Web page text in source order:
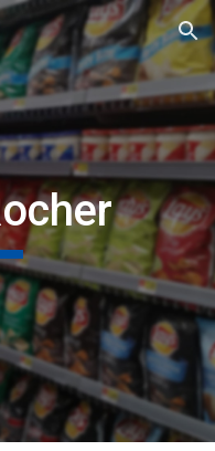
Skip to navigation